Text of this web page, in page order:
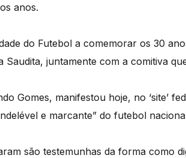
anos.
do Futebol a comemorar os 30
Saudita, juntamente com a comitiva
Gomes, manifestou hoje, no ‘site’
e marcante” do futebol
são testemunhas da forma como